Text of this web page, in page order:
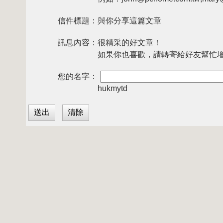
信件標題： 與你分享這篇文章
訊息內容： 很精采的好文章！
如果你也喜歡，請轉寄給好友幫忙
您的名字：
hukmytd